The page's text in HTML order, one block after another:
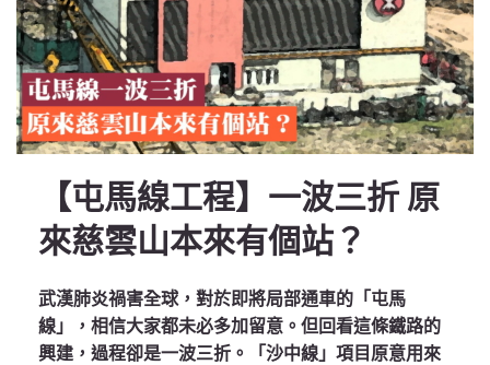
【屯馬線工程】一波三折 原
來慈雲山本來有個站？
武漢肺炎禍害全球，對於即將局部通車的「屯馬
線」，相信大家都未必多加留意。但回看這條鐵路的
興建，過程卻是一波三折。「沙中線」項目原意用來